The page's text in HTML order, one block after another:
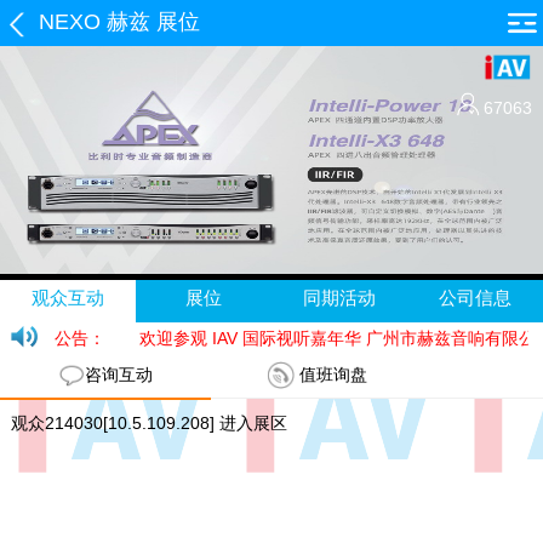
NEXO 赫兹 展位
67063
观众互动 展位 同期活动 公司信息
公告：
欢迎参观 IAV 国际视听嘉年华 广州市赫兹音响有限
咨询互动
值班询盘
观众214030[10.5.109.208] 进入展区